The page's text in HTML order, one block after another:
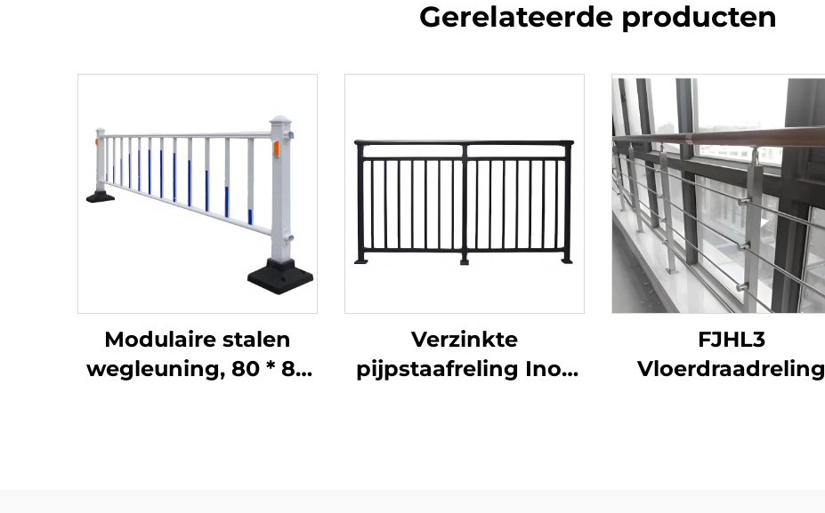
Gerelateerde producten
Modulaire stalen
wegleuning, 80 * 80
Verzinkte
pijpstaafreling Inox
FJHL3
Vloerdraadreling